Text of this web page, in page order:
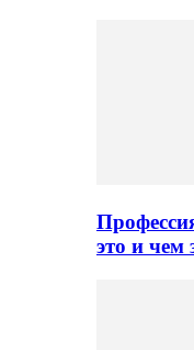
это и чем